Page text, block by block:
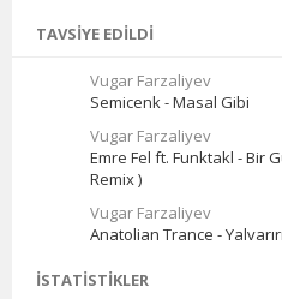
TAVSIYE EDILDI
Vugar Farzaliyev
Semicenk - Masal Gibi
Vugar Farzaliyev
Emre Fel ft. Funktakl - Bir
Remix )
Vugar Farzaliyev
Anatolian Trance -
İSTATISTIKLER